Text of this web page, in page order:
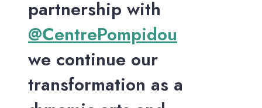
partnership with
@CentrePompidou
we continue our
transformation as a